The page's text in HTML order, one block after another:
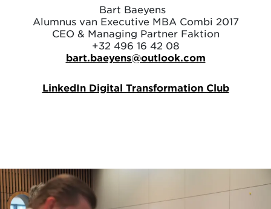
Bart Baeyens
Alumnus van Executive MBA Combi 2017
CEO & Managing Partner Faktion
+32 496 16 42 08
bart.baeyens@outlook.com
LinkedIn Digital Transformation Club